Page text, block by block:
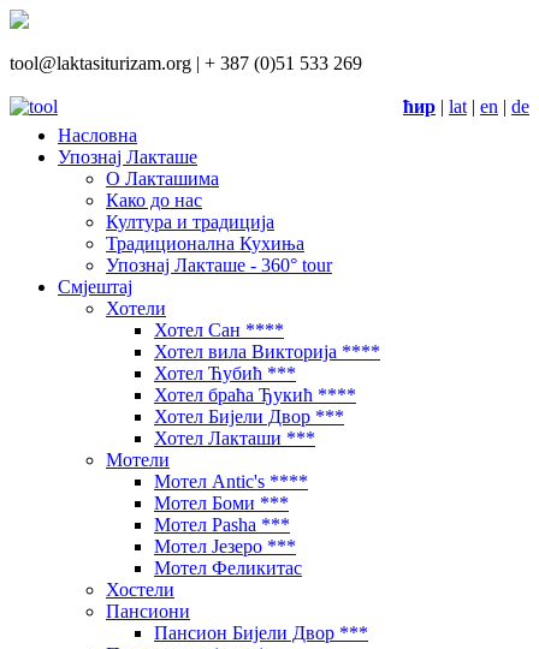
tool@laktasiturizam.org | + 387 (0)51 533 269
ћир | lat | en | de
Насловна
Упознај Лакташе
О Лакташима
Како до нас
Култура и традиција
Традиционална Кухиња
Упознај Лакташе - 360° tour
Смјештај
Хотели
Хотел Сан ****
Хотел вила Викторија ****
Хотел Ћубић ***
Хотел браћа Ђукић ****
Хотел Бијели Двор ***
Хотел Лакташи ***
Мотели
Мотел Antic's ****
Мотел Боми ***
Мотел Pasha ***
Мотел Језеро ***
Мотел Феликитас
Хостели
Пансиони
Пансион Бијели Двор ***